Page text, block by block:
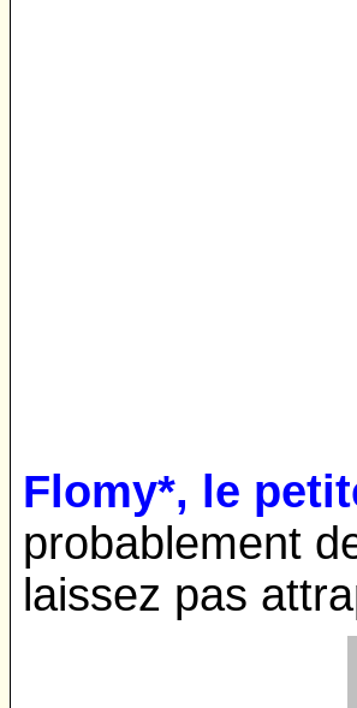
Flomy*, le
probablement
laissez pas